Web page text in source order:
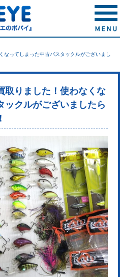
なってしまった中古バスタックルがございまし
取りました！使わなくな
ックルがございましたら